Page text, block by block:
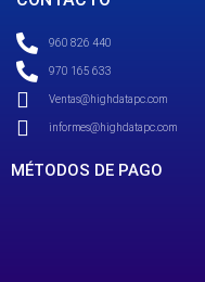
960 826 440
970 165 633
Ventas@highdatapc.com
informes@highdatapc.com
MÉTODOS DE PAGO